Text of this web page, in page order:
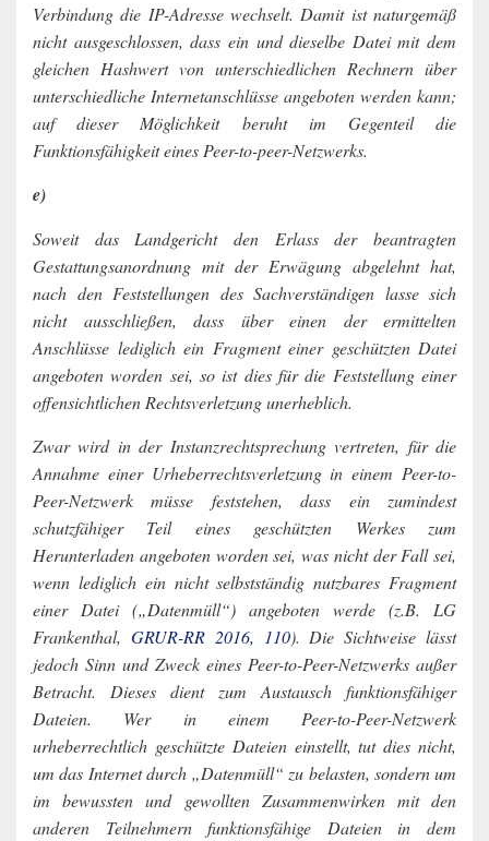
Verbindung die IP-Adresse wechselt. Damit ist naturgemäß
nicht ausgeschlossen, dass ein und dieselbe Datei mit dem
gleichen Hashwert von unterschiedlichen Rechnern über
unterschiedliche Internetanschlüsse angeboten werden kann;
auf dieser Möglichkeit beruht im Gegenteil die
Funktionsfähigkeit eines Peer-to-peer-Netzwerks.
e)
Soweit das Landgericht den Erlass der beantragten
Gestattungsanordnung mit der Erwägung abgelehnt hat,
nach den Feststellungen des Sachverständigen lasse sich
nicht ausschließen, dass über einen der ermittelten
Anschlüsse lediglich ein Fragment einer geschützten Datei
angeboten worden sei, so ist dies für die Feststellung einer
offensichtlichen Rechtsverletzung unerheblich.
Zwar wird in der Instanzrechtsprechung vertreten, für die
Annahme einer Urheberrechtsverletzung in einem Peer-to-
Peer-Netzwerk müsse feststehen, dass ein zumindest
schutzfähiger Teil eines geschützten Werkes zum
Herunterladen angeboten worden sei, was nicht der Fall sei,
wenn lediglich ein nicht selbstständig nutzbares Fragment
einer Datei („Datenmüll“) angeboten werde (z.B. LG
Frankenthal, GRUR-RR 2016, 110). Die Sichtweise lässt
jedoch Sinn und Zweck eines Peer-to-Peer-Netzwerks außer
Betracht. Dieses dient zum Austausch funktionsfähiger
Dateien. Wer in einem Peer-to-Peer-Netzwerk
urheberrechtlich geschützte Dateien einstellt, tut dies nicht,
um das Internet durch „Datenmüll“ zu belasten, sondern um
im bewussten und gewollten Zusammenwirken mit den
anderen Teilnehmern funktionsfähige Dateien in dem